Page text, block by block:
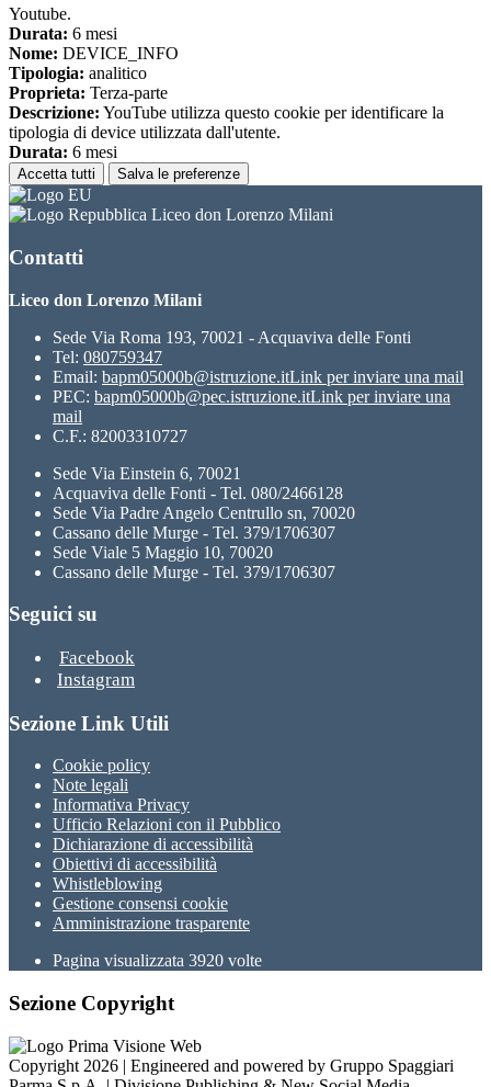
Youtube.
Durata: 6 mesi
Nome: DEVICE_INFO
Tipologia: analitico
Proprieta: Terza-parte
Descrizione: YouTube utilizza questo cookie per identificare la
tipologia di device utilizzata dall'utente.
Durata: 6 mesi
Accetta tutti Salva le preferenze
Liceo don Lorenzo Milani
Contatti
Liceo don Lorenzo Milani
Sede Via Roma 193, 70021 - Acquaviva delle Fonti
Tel: 080759347
Email: bapm05000b@istruzione.itLink per inviare una mail
PEC: bapm05000b@pec.istruzione.itLink per inviare una
mail
C.F.: 82003310727
Sede Via Einstein 6, 70021
Acquaviva delle Fonti - Tel. 080/2466128
Sede Via Padre Angelo Centrullo sn, 70020
Cassano delle Murge - Tel. 379/1706307
Sede Viale 5 Maggio 10, 70020
Cassano delle Murge - Tel. 379/1706307
Seguici su
Facebook
Instagram
Sezione Link Utili
Cookie policy
Note legali
Informativa Privacy
Ufficio Relazioni con il Pubblico
Dichiarazione di accessibilità
Obiettivi di accessibilità
Whistleblowing
Gestione consensi cookie
Amministrazione trasparente
Pagina visualizzata 3920 volte
Sezione Copyright
Copyright 2026 | Engineered and powered by Gruppo Spaggiari